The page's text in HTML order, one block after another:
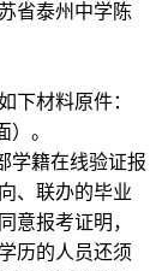
省泰州中学陈
下材料原件：
。
学籍在线验证报
、联办的毕业
意报考证明，
历的人员还须